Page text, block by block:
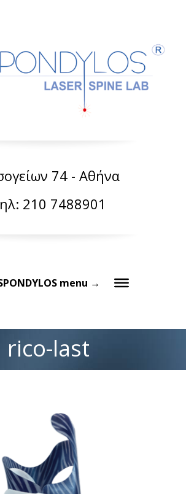
74 - Αθήνα
210 7488901
menu →
rico-last